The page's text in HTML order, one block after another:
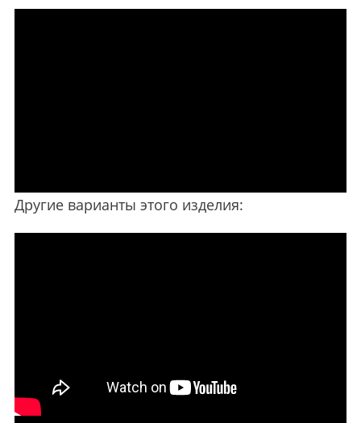
Другие варианты этого изделия: